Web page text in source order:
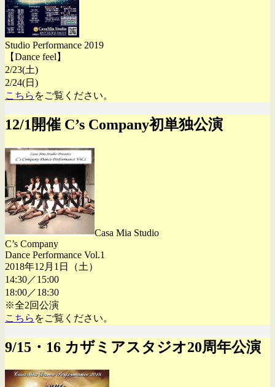
Studio Performance 2019
【Dance feel】
2/23(土)
2/24(日)
こちら をご覧ください。
12/1開催 C’s Company初単独公演
Casa Mia Studio
C’s Company
Dance Performance Vol.1
2018年12月1日（土）
14:30／15:00
18:00／18:30
※全2回公演
こちら をご覧ください。
9/15・16 カザミアスタジオ20周年公演